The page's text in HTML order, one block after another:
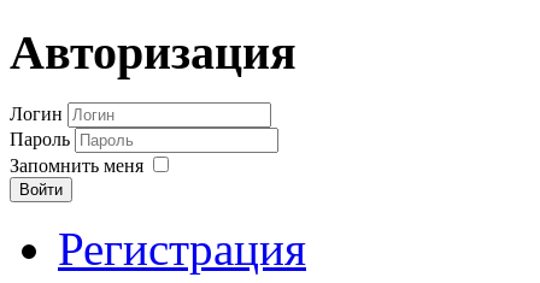
Авторизация
Логин
Пароль
Запомнить меня
Войти
Регистрация